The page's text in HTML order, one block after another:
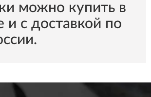
можно купить в
и с доставкой по